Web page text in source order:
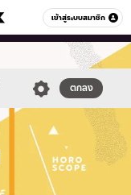
เข้าสู่ระบบสมาชิก
หมวดอื่นๆ
ตกลง